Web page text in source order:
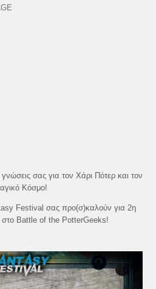
σας για τον Χάρι Πότερ και τον
Κόσμο!
Festival σας προ(σ)καλούν για 2η
στο Battle of the PotterGeeks!